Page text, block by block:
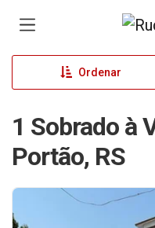
Ordenar
1 Sobrado à
Portão, RS